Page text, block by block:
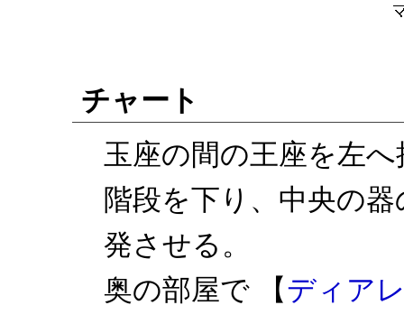
チャート
玉座の間の王座を左
階段を下り、中央の
発させる。
奥の部屋で 【ディア